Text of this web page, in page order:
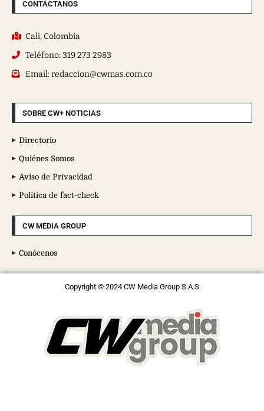
CONTÁCTANOS
Cali, Colombia
Teléfono: 319 273 2983
Email: redaccion@cwmas.com.co
SOBRE CW+ NOTICIAS
Directorio
Quiénes Somos
Aviso de Privacidad
Política de fact-check
CW MEDIA GROUP
Conócenos
Copyright © 2024 CW Media Group S.A.S